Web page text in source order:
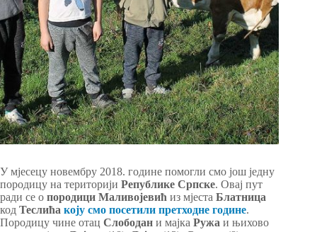
У мјесецу новембру 2018. године помогли смо још једну
породицу на територији Републике Српске. Овај пут
ради се о породици Маливојевић из мјеста Блатница
код Теслића коју смо посетили претходне године.
Породицу чине отац Слободан и мајка Ружа и њихово